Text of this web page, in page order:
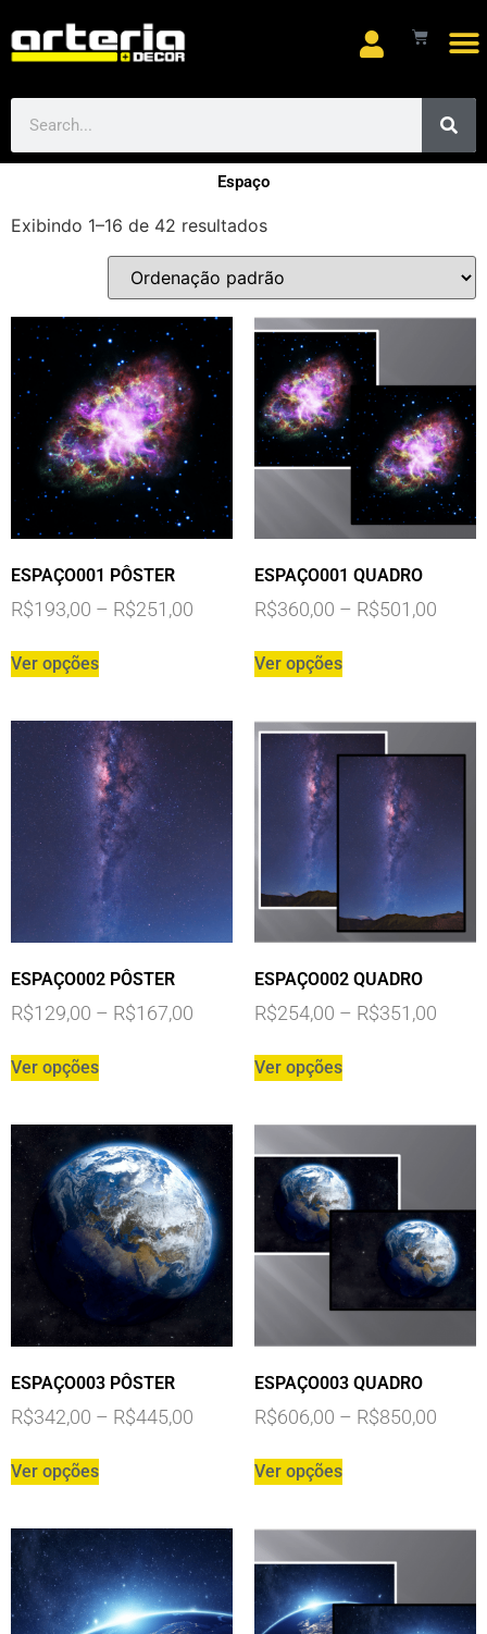
Espaço
Exibindo 1–16 de 42 resultados
ESPAÇO001 PÔSTER
R$193,00 – R$251,00
Ver opções
ESPAÇO001 QUADRO
R$360,00 – R$501,00
Ver opções
ESPAÇO002 PÔSTER
R$129,00 – R$167,00
Ver opções
ESPAÇO002 QUADRO
R$254,00 – R$351,00
Ver opções
ESPAÇO003 PÔSTER
R$342,00 – R$445,00
Ver opções
ESPAÇO003 QUADRO
R$606,00 – R$850,00
Ver opções